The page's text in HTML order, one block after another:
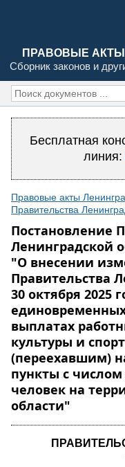
ПРАВОВЫЕ
Сборник законов и
Бесплатная
Правовые акты
Правительства
Постановление
Ленинградской
"О внесении
Правительства
30 октября 2025
выплатах
культуры и
(переехавшим)
пункты с
человек на
области"